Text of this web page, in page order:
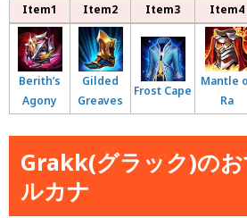
Item1 Item2 Item3 Item4
Berith’s
Agony
Gilded
Greaves
Frost Cape
Mantle
Ra
Grakk(グラック)の
ルカナ